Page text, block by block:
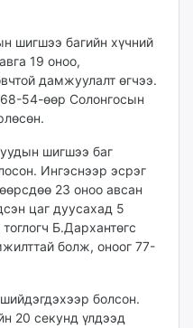
шигшээ багийн хүчний
19 оноо,
дамжуулалт өгчээ.
54-өөр Солонгосын
шигшээ баг
Ингэснээр эсрэг
23 оноо авсан
цаг дуусахад 5
Б.Дархантөгс
болж, оноог 77-
болсон.
20 секунд үлдээд